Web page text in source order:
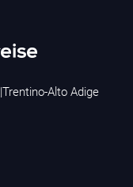
|Trentino-Alto Adige